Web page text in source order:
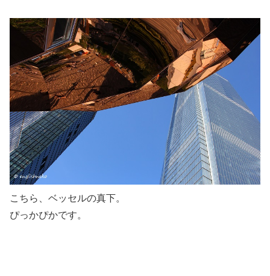
こちら、ベッセルの真下。
ぴっかぴかです。